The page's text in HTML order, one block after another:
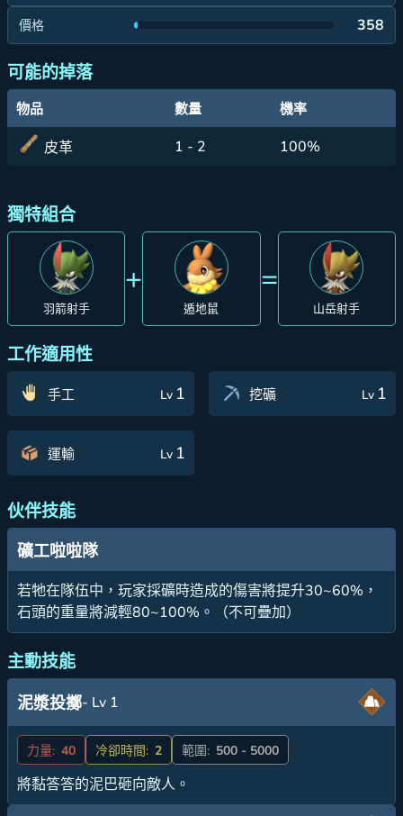
價格 358
可能的掉落
物品 數量 機率
皮革 1 - 2 100%
獨特組合
羽箭射手
+
遁地鼠
=
山岳射手
工作適用性
手工 Lv 1 挖礦 Lv 1
運輸 Lv 1
伙伴技能
礦工啦啦隊
若牠在隊伍中，玩家採礦時造成的傷害將提升30~60%，
石頭的重量將減輕80~100%。（不可疊加）
主動技能
泥漿投擲- Lv 1
力量: 40 冷卻時間: 2 範圍: 500 - 5000
將黏答答的泥巴砸向敵人。